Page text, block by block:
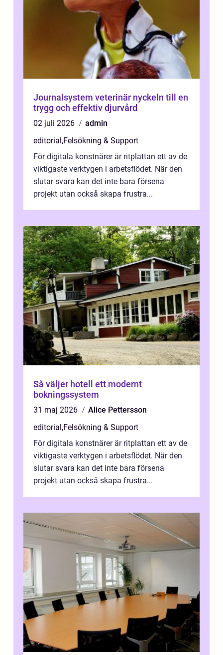
Journalsystem veterinär nyckeln till en
trygg och effektiv djurvård
02 juli 2026
admin
editorial,Felsökning & Support
För digitala konstnärer är ritplattan ett av de
viktigaste verktygen i arbetsflödet. När den
slutar svara kan det inte bara försena
projekt utan också skapa frustra...
Så väljer hotell ett modernt
bokningssystem
31 maj 2026
Alice Pettersson
editorial,Felsökning & Support
För digitala konstnärer är ritplattan ett av de
viktigaste verktygen i arbetsflödet. När den
slutar svara kan det inte bara försena
projekt utan också skapa frustra...